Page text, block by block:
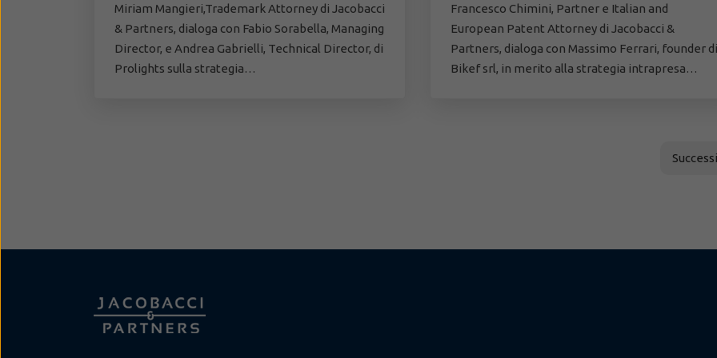
Miriam Mangieri,Trademark Attorney di Jacobacci
& Partners, dialoga con Fabio Sorabella, Managing
Director, e Andrea Gabrielli, Technical Director, di
Prolights sulla strategia…
Francesco Chimini, Partner e Italian and
European Patent Attorney di Jacobacci &
Partners, dialoga con Massimo Ferrari, founder di
Bikef srl, in merito alla strategia intrapresa…